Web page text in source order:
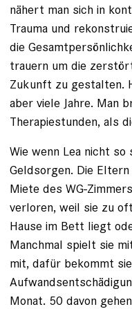
nähert man sich in
Trauma und
die
trauern um die
Zukunft zu ge­stalten.
aber viele Jahre. Man
Therapiestunden, als
Wie wenn Lea nicht
Geldsorgen. Die
Miete des WG-
verloren, weil sie zu
Hause im Bett liegt
Manchmal spielt sie
mit, dafür bekommt
Monat. 50 davon